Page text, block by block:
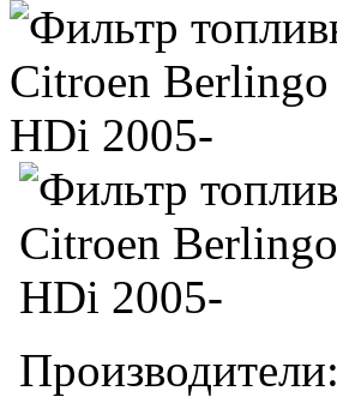
Производители: